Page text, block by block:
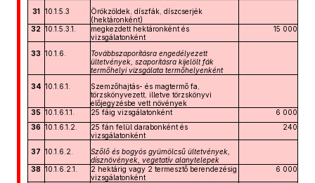
31 10.1.5.3
Örökzöldek, díszfák, díszcserjék
(hektáronként)
32 10.1.5.3.1.
megkezdett hektáronként és
vizsgálatonként
15 000
33 10.1.6.
Továbbszaporításra engedélyezett
ültetvények, szaporításra kijelölt fák
termőhelyi vizsgálata termőhelyenként
34 10.1.6.1.
Szemzőhajtás- és magtermő fa,
törzskönyvezett, illetve törzskönyvi
előjegyzésbe vett növények
35 10.1.6.1.1. 25 fáig vizsgálatonként
6 000
36 10.1.6.1.2.
25 fán felül darabonként és
vizsgálatonként
240
37 10.1.6.2.
Szőlő és bogyós gyümölcsű ültetvények,
dísznövények, vegetatív alanytelepek
38 10.1.6.2.1.
2 hektárig vagy 2 termesztő berendezésig
vizsgálatonként
6 000